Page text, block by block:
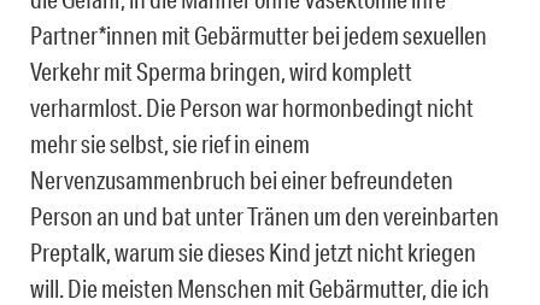
Partner*innen mit Gebärmutter bei jedem sexuellen
Verkehr mit Sperma bringen, wird komplett
verharmlost. Die Person war hormonbedingt nicht
mehr sie selbst, sie rief in einem
Nervenzusammenbruch bei einer befreundeten
Person an und bat unter Tränen um den vereinbarten
Preptalk, warum sie dieses Kind jetzt nicht kriegen
will. Die meisten Menschen mit Gebärmutter, die ich